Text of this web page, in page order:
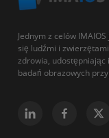
Jednym z celów
się ludźmi i
zdrowia, udostępniając
badań obrazowych